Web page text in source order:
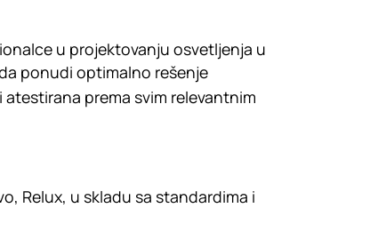
u projektovanju osvetljenja u
ponudi optimalno rešenje
prema svim relevantnim
Relux, u skladu sa standardima i